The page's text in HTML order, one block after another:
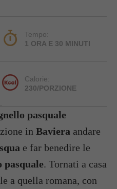
Tempo:
1 ORA E 30 MINUTI
Calorie:
230/PORZIONE
pasquale
in Baviera andare
e far benedire le
pasquale. Tornati a casa
a quella romana, con